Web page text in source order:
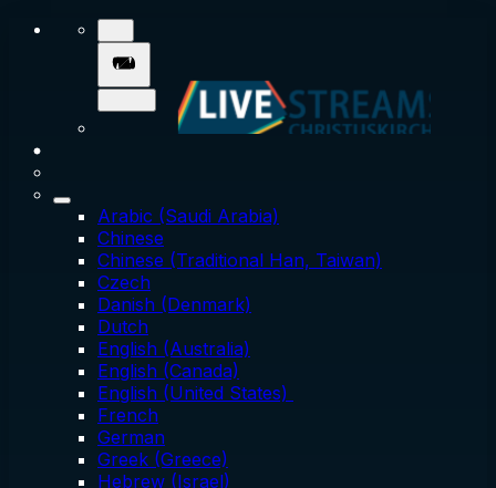
Arabic (Saudi Arabia)
Chinese
Chinese (Traditional Han, Taiwan)
Czech
Danish (Denmark)
Dutch
English (Australia)
English (Canada)
English (United States)
French
German
Greek (Greece)
Hebrew (Israel)